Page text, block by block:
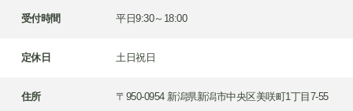
受付時間 平日9:30～18:00
定休日 土日祝日
住所 〒950-0954 新潟県新潟市中央区美咲町1丁目7-55